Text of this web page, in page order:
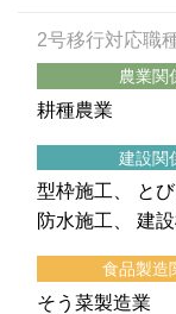
2号移行対応職
農業関
耕種農業
建設関
型枠施工 とび
防水施工
建
食品製造
そう菜製造業